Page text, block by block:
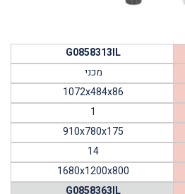
G0858313IL
מכני
1072x484x86
1
910x780x175
14
1680x1200x800
G0858363IL